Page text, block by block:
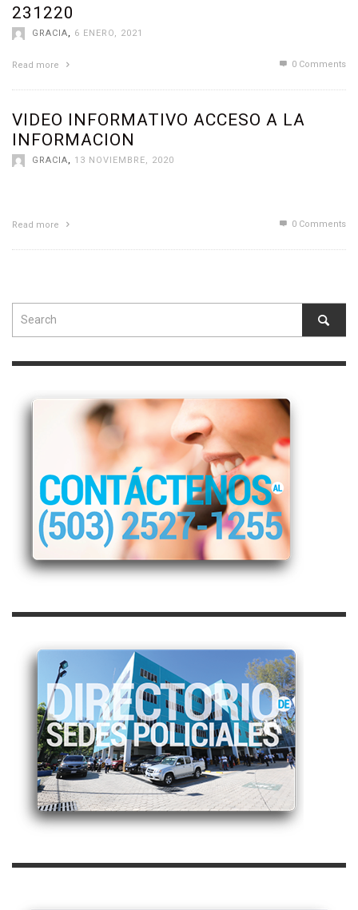
231220
GRACIA, 6 ENERO, 2021
Read more 0 Comments
VIDEO INFORMATIVO ACCESO A LA
INFORMACION
GRACIA, 13 NOVIEMBRE, 2020
Read more 0 Comments